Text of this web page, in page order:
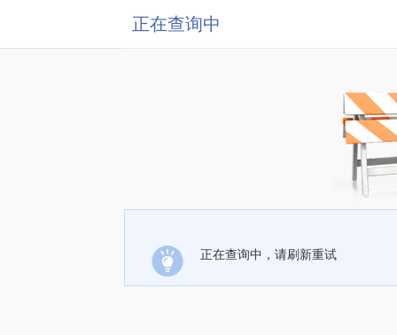
正在查询中
正在查询中，请刷新重试